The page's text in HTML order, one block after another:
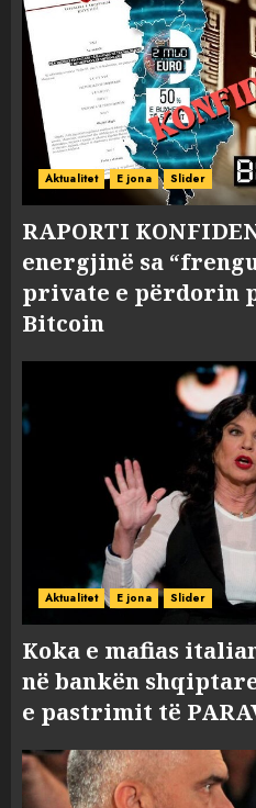
Aktualitet E jona Slider
RAPORTI
energjinë sa
private e përdorin
Bitcoin
Aktualitet E jona Slider
Koka e mafias
në bankën
e pastrimit të